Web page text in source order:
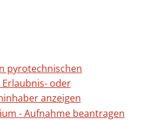
pyrotechnischen
oder
anzeigen
- Aufnahme beantragen